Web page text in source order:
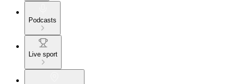
Podcasts
Live sport